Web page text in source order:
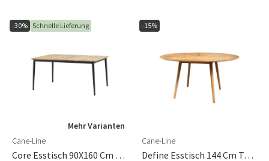
-30% Schnelle Lieferung
Mehr Varianten
Cane-Line
Core Esstisch 90X160 Cm Lava Grau
-15%
Cane-Line
Define Esstisch 144 Cm Teak